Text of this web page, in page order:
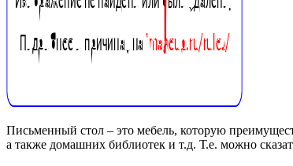
Письменный стол – это мебель, которую
а также домашних библиотек и т.д. Т.е. можно